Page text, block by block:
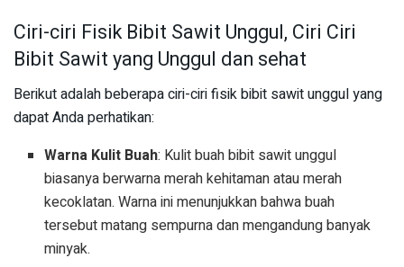
Ciri-ciri Fisik Bibit Sawit Unggul, Ciri Ciri
Bibit Sawit yang Unggul dan sehat
Berikut adalah beberapa ciri-ciri fisik bibit sawit unggul yang
dapat Anda perhatikan:
Warna Kulit Buah: Kulit buah bibit sawit unggul
biasanya berwarna merah kehitaman atau merah
kecoklatan. Warna ini menunjukkan bahwa buah
tersebut matang sempurna dan mengandung banyak
minyak.